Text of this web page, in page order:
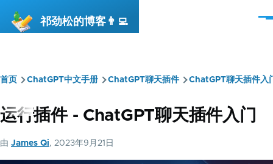
祁劲松的博客👨‍💻
菜
面
包
屑
首页 ChatGPT中文手册 ChatGPT聊天插件 ChatGPT聊天插件入
运行插件 - ChatGPT聊天插件入门
由 James Qi, 2023年9月21日